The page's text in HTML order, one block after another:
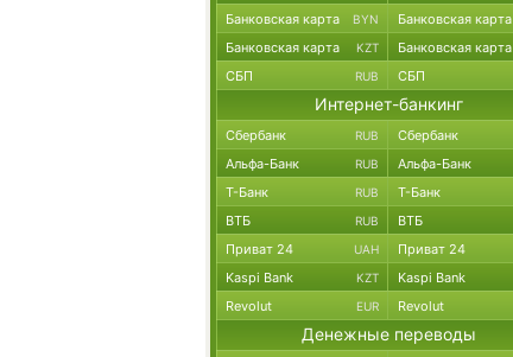
Банковская карта BYN Банковская карта
Банковская карта KZT Банковская карта
СБП RUB СБП
Интернет-банкинг
Сбербанк RUB Сбербанк
Альфа-Банк RUB Альфа-Банк
Т-Банк RUB Т-Банк
ВТБ RUB ВТБ
Приват 24 UAH Приват 24
Kaspi Bank KZT Kaspi Bank
Revolut EUR Revolut
Денежные переводы